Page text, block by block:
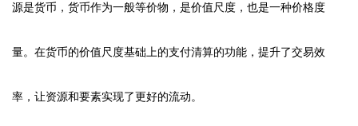
源是货币，货币作为一般等价物，是价值尺度，也是一种价格度
量。在货币的价值尺度基础上的支付清算的功能，提升了交易效
率，让资源和要素实现了更好的流动。